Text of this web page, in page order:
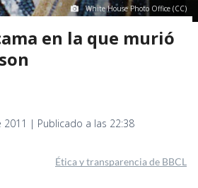
White House Photo Office (CC)
en la que murió
2011 | Publicado a las 22:38
Ética y transparencia de BBCL